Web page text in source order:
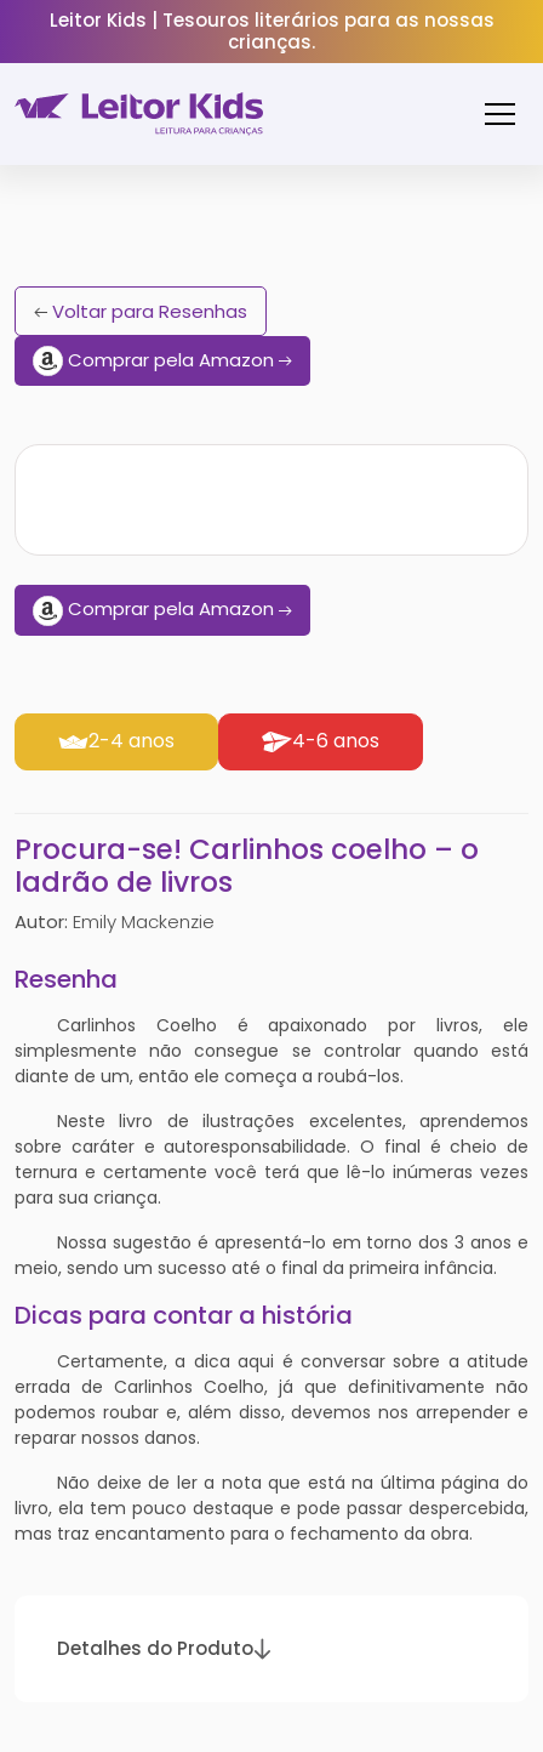
Leitor Kids | Tesouros literários para as nossas
crianças.
Voltar para Resenhas
Comprar pela Amazon
Comprar pela Amazon
2-4 anos 4-6 anos
Procura-se! Carlinhos coelho – o
ladrão de livros
Autor: Emily Mackenzie
Resenha
Carlinhos Coelho é apaixonado por livros, ele
simplesmente não consegue se controlar quando está
diante de um, então ele começa a roubá-los.
Neste livro de ilustrações excelentes, aprendemos
sobre caráter e autoresponsabilidade. O final é cheio de
ternura e certamente você terá que lê-lo inúmeras vezes
para sua criança.
Nossa sugestão é apresentá-lo em torno dos 3 anos e
meio, sendo um sucesso até o final da primeira infância.
Dicas para contar a história
Certamente, a dica aqui é conversar sobre a atitude
errada de Carlinhos Coelho, já que definitivamente não
podemos roubar e, além disso, devemos nos arrepender e
reparar nossos danos.
Não deixe de ler a nota que está na última página do
livro, ela tem pouco destaque e pode passar despercebida,
mas traz encantamento para o fechamento da obra.
Detalhes do Produto